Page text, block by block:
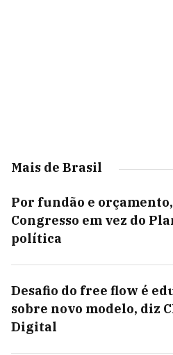
Mais de Brasil
Por fundão e
Congresso em vez do
política
Desafio do free flow é
sobre novo modelo, diz
Digital